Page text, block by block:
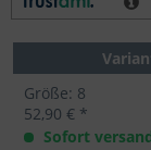
Größe: 8
52,90 € *
Sofort